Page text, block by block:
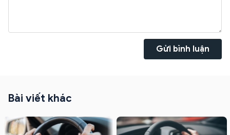
Gửi bình luận
Bài viết khác